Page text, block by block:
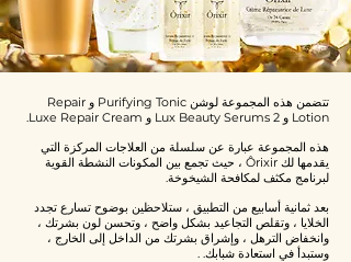
تتضمن هذه المجموعة لوشن Purifying Tonic و Repair
Lotion و 2 Lux Beauty Serums و Luxe Repair Cream.
هذه المجموعة عبارة عن سلسلة من العلاجات المركزة التي
يقدمها لك Ôrixir ، حيث تجمع بين المكونات النشطة القوية
لبرنامج مكثف لمكافحة الشيخوخة.
بعد ثمانية أسابيع من التطبيق ، ستلاحظين بوضوح تسارع تجدد
الخلايا ، وتقلص التجاعيد بشكل واضح ، وتحسن لون بشرتك ،
وانخفاض الترهل ، وإشراق بشرتك من الداخل إلى الخارج ،
وستبدأ في استعادة شبابك. .